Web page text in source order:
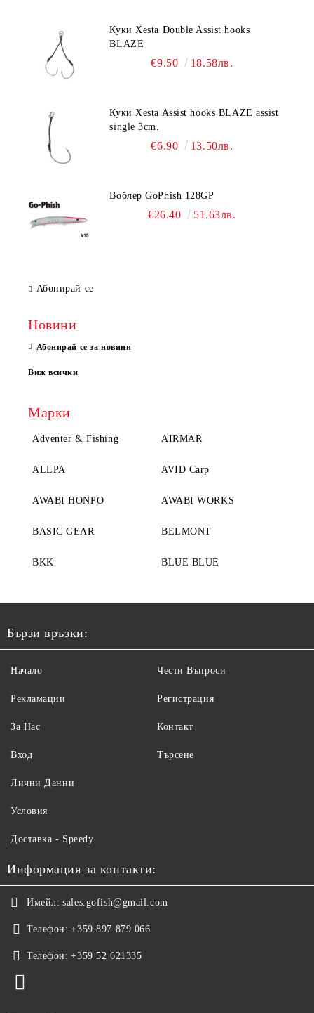
Куки Xesta Double Assist hooks
BLAZE
€9.50 18.58лв.
Куки Xesta Assist hooks BLAZE assist
single 3cm.
€6.90 13.50лв.
Воблер GoPhish 128GP
€26.40 51.63лв.
Абонирай се
Новини
Абонирай се за новини
Виж всички
Марки
Adventer & Fishing AIRMAR
ALLPA AVID Carp
AWABI HONPO AWABI WORKS
BASIC GEAR BELMONT
BKK BLUE BLUE
Бързи връзки:
Начало
Рекламации
За Нас
Вход
Чести Въпроси
Регистрация
Контакт
Търсене
Лични Данни
Условия
Доставка - Speedy
Информация за контакти:
Имейл: sales.gofish@gmail.com
Телефон: +359 897 879 066
Телефон: +359 52 621335